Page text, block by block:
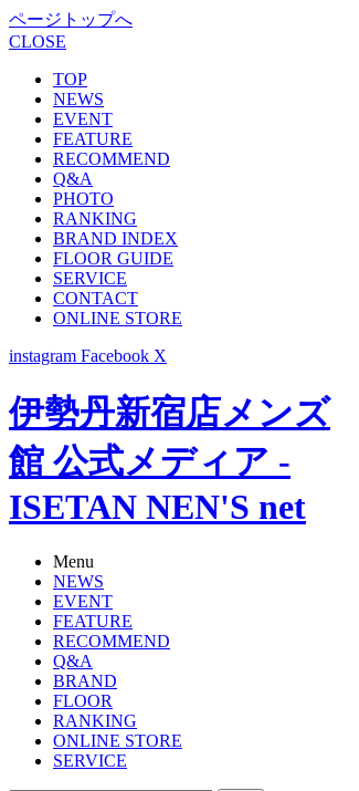
ページトップへ
CLOSE
TOP
NEWS
EVENT
FEATURE
RECOMMEND
Q&A
PHOTO
RANKING
BRAND INDEX
FLOOR GUIDE
SERVICE
CONTACT
ONLINE STORE
instagram Facebook X
伊勢丹新宿店メンズ
館 公式メディア -
ISETAN NEN'S net
Menu
NEWS
EVENT
FEATURE
RECOMMEND
Q&A
BRAND
FLOOR
RANKING
ONLINE STORE
SERVICE